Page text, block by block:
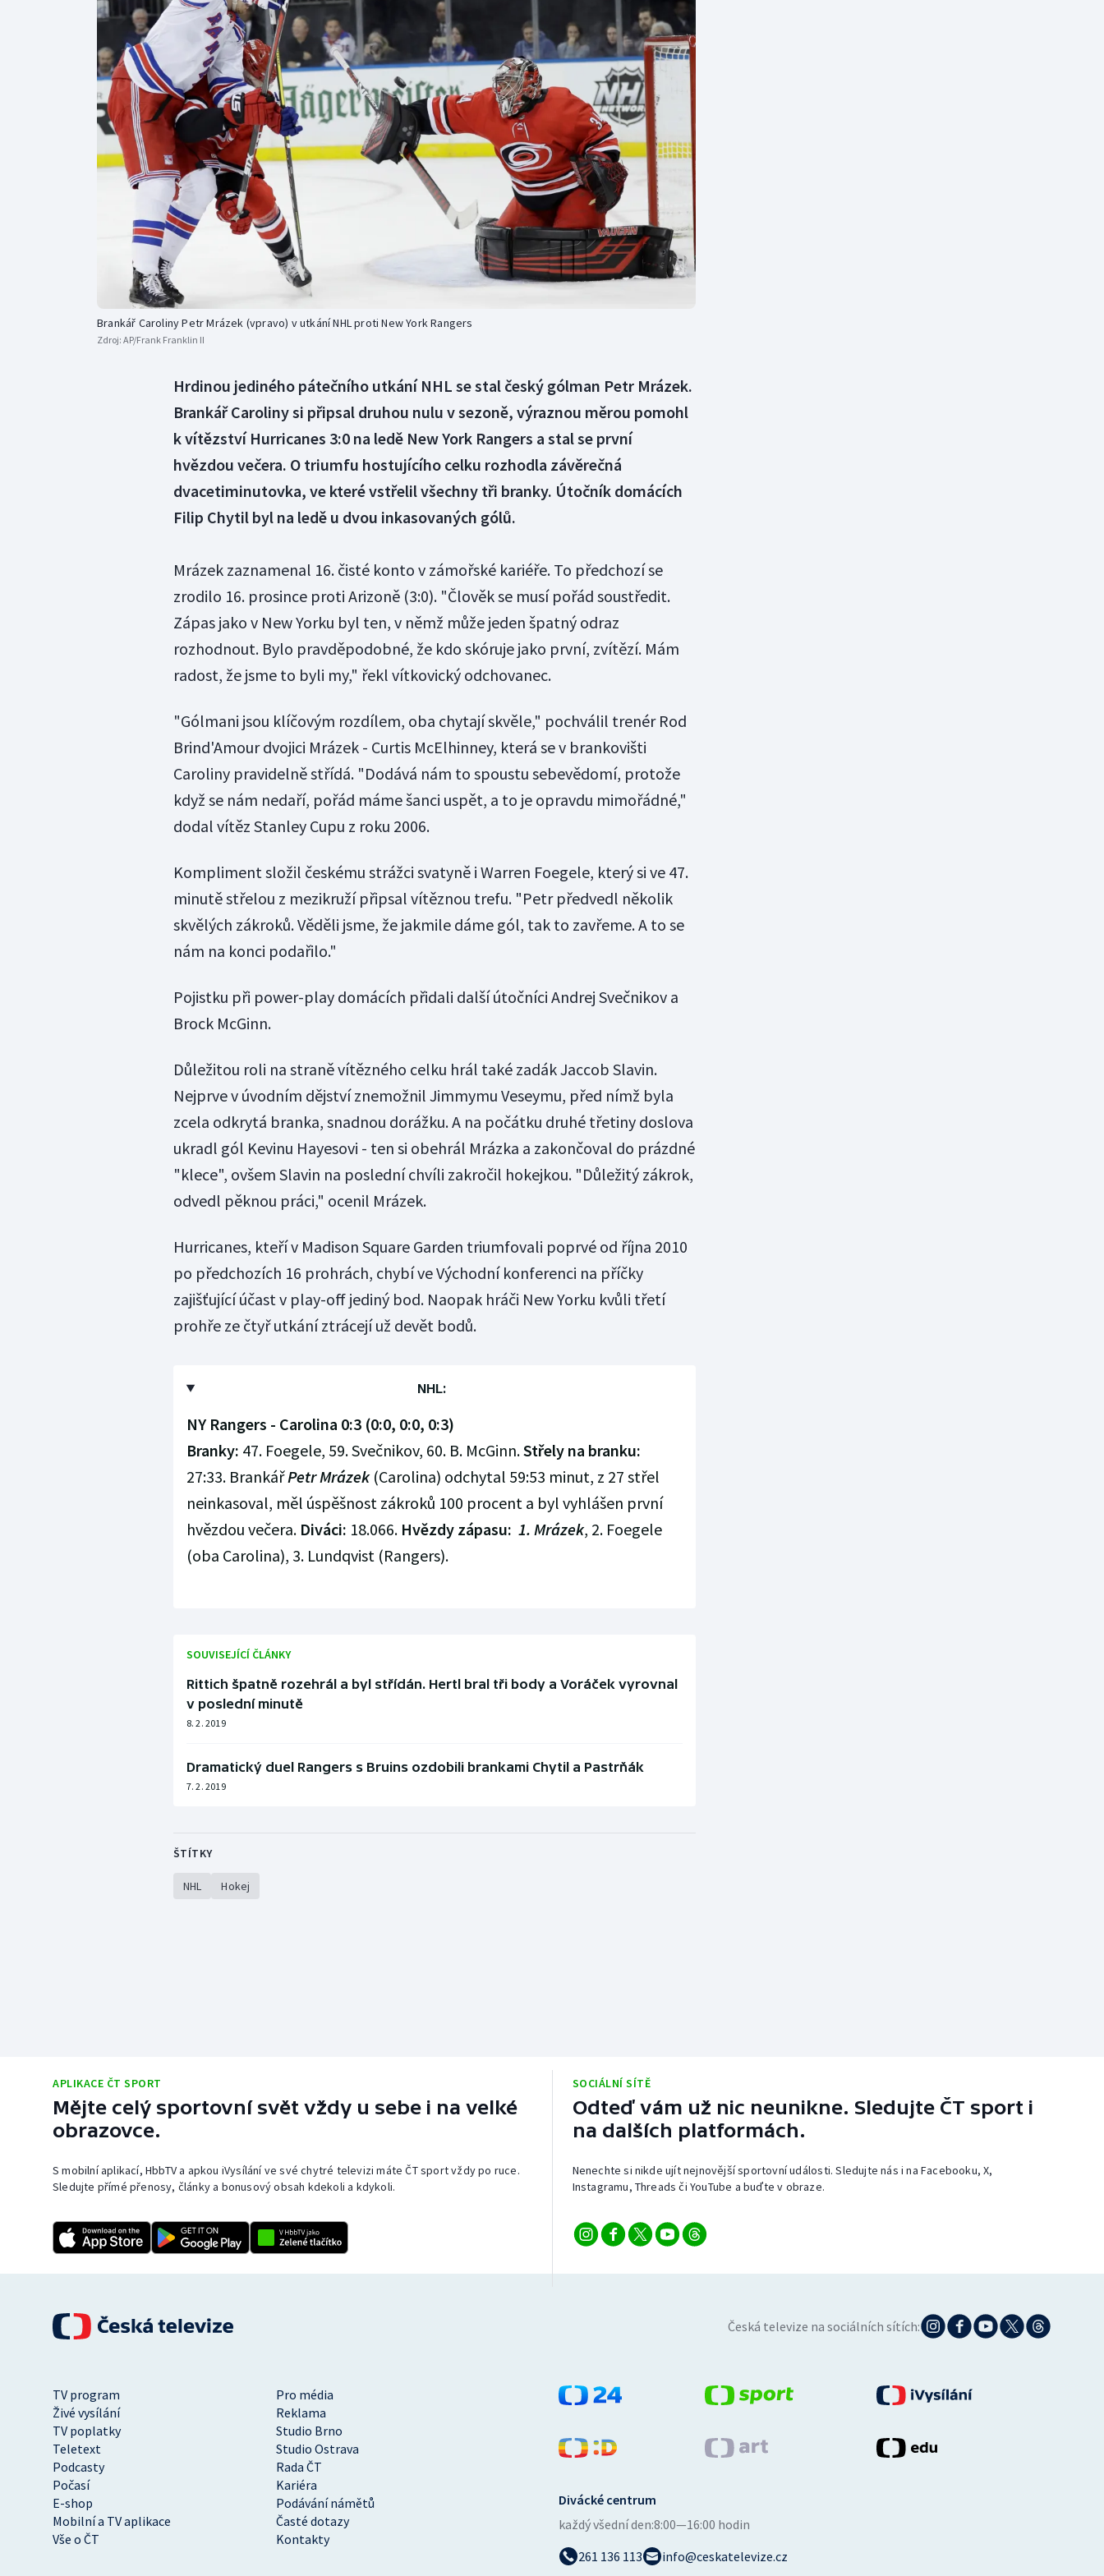
Curling
Dostihy
Florbal
Futsal
Golf
Gymnastika
Moderní pětiboj
Motorsport
Olympijské hry
Parasport
Plavání
Plážový volejbal
Triatlon
Veslování
Vodní slalom
Volejbal
Ostatní
Brankář Caroliny Petr Mrázek (vpravo) v utkání NHL proti New York Rangers
Zdroj: AP/Frank Franklin II
Hrdinou jediného pátečního utkání NHL se stal český gólman Petr Mrázek.
Brankář Caroliny si připsal druhou nulu v sezoně, výraznou měrou pomohl
k vítězství Hurricanes 3:0 na ledě New York Rangers a stal se první
hvězdou večera. O triumfu hostujícího celku rozhodla závěrečná
dvacetiminutovka, ve které vstřelil všechny tři branky. Útočník domácích
Filip Chytil byl na ledě u dvou inkasovaných gólů.
Mrázek zaznamenal 16. čisté konto v zámořské kariéře. To předchozí se
zrodilo 16. prosince proti Arizoně (3:0). "Člověk se musí pořád soustředit.
Zápas jako v New Yorku byl ten, v němž může jeden špatný odraz
rozhodnout. Bylo pravděpodobné, že kdo skóruje jako první, zvítězí. Mám
radost, že jsme to byli my," řekl vítkovický odchovanec.
"Gólmani jsou klíčovým rozdílem, oba chytají skvěle," pochválil trenér Rod
Brind'Amour dvojici Mrázek - Curtis McElhinney, která se v brankovišti
Caroliny pravidelně střídá. "Dodává nám to spoustu sebevědomí, protože
když se nám nedaří, pořád máme šanci uspět, a to je opravdu mimořádné,"
dodal vítěz Stanley Cupu z roku 2006.
Kompliment složil českému strážci svatyně i Warren Foegele, který si ve 47.
minutě střelou z mezikruží připsal vítěznou trefu. "Petr předvedl několik
skvělých zákroků. Věděli jsme, že jakmile dáme gól, tak to zavřeme. A to se
nám na konci podařilo."
Pojistku při power-play domácích přidali další útočníci Andrej Svečnikov a
Brock McGinn.
Důležitou roli na straně vítězného celku hrál také zadák Jaccob Slavin.
Nejprve v úvodním dějství znemožnil Jimmymu Veseymu, před nímž byla
zcela odkrytá branka, snadnou dorážku. A na počátku druhé třetiny doslova
ukradl gól Kevinu Hayesovi - ten si obehrál Mrázka a zakončoval do prázdné
"klece", ovšem Slavin na poslední chvíli zakročil hokejkou. "Důležitý zákrok,
odvedl pěknou práci," ocenil Mrázek.
Hurricanes, kteří v Madison Square Garden triumfovali poprvé od října 2010
po předchozích 16 prohrách, chybí ve Východní konferenci na příčky
zajišťující účast v play-off jediný bod. Naopak hráči New Yorku kvůli třetí
prohře ze čtyř utkání ztrácejí už devět bodů.
NHL:
NY Rangers - Carolina 0:3 (0:0, 0:0, 0:3)
Branky: 47. Foegele, 59. Svečnikov, 60. B. McGinn.Střely na branku:
27:33. BrankářPetr Mrázek(Carolina) odchytal 59:53 minut, z 27 střel
neinkasoval, měl úspěšnost zákroků 100 procent a byl vyhlášen první
hvězdou večera. Diváci: 18.066. Hvězdy zápasu: 1. Mrázek, 2. Foegele
(oba Carolina), 3. Lundqvist (Rangers).
SOUVISEJÍCÍ ČLÁNKY
Rittich špatně rozehrál a byl střídán. Hertl bral tři body a Voráček vyrovnal
v poslední minutě
8. 2. 2019
Dramatický duel Rangers s Bruins ozdobili brankami Chytil a Pastrňák
7. 2. 2019
ŠTÍTKY
NHL Hokej
APLIKACE ČT SPORT
Mějte celý sportovní svět vždy u sebe i na velké
obrazovce.
S mobilní aplikací, HbbTV a apkou iVysílání ve své chytré televizi máte ČT sport vždy po ruce.
Sledujte přímé přenosy, články a bonusový obsah kdekoli a kdykoli.
SOCIÁLNÍ SÍTĚ
Odteď vám už nic neunikne. Sledujte ČT sport i
na dalších platformách.
Nenechte si nikde ujít nejnovější sportovní události. Sledujte nás i na Facebooku, X,
Instagramu, Threads či YouTube a buďte v obraze.
Česká televize na sociálních sítích:
TV program
Pro média
Živé vysílání
Reklama
TV poplatky
Studio Brno
Teletext
Studio Ostrava
Podcasty
Rada ČT
Počasí
Kariéra
E-shop
Podávání námětů
Mobilní a TV aplikace
Časté dotazy
Vše o ČT
Kontakty
Divácké centrum
každý všední den:8:00—16:00 hodin
261 136 113
info@ceskatelevize.cz